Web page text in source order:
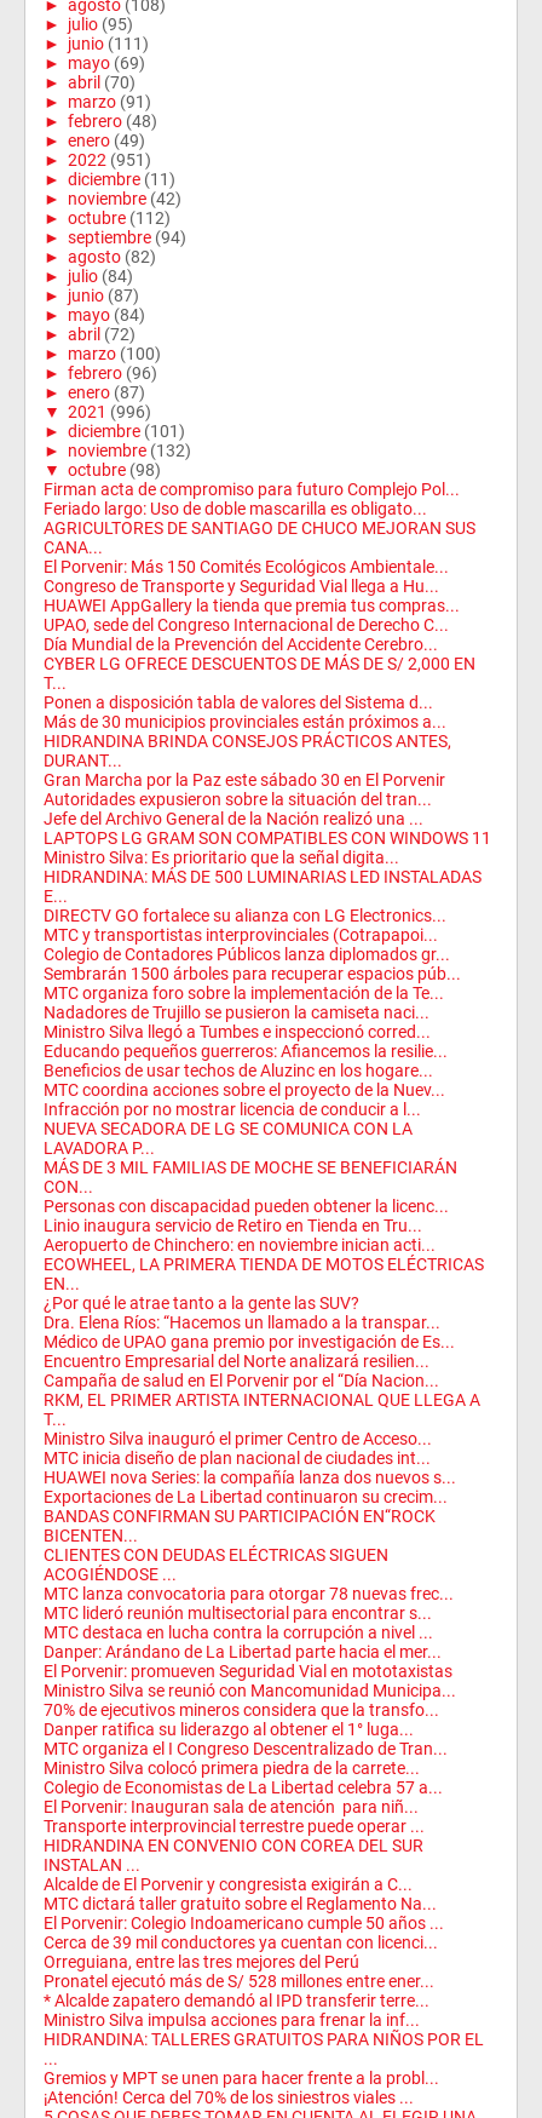
► agosto (108)
► julio (95)
► junio (111)
► mayo (69)
► abril (70)
► marzo (91)
► febrero (48)
► enero (49)
► 2022 (951)
► diciembre (11)
► noviembre (42)
► octubre (112)
► septiembre (94)
► agosto (82)
► julio (84)
► junio (87)
► mayo (84)
► abril (72)
► marzo (100)
► febrero (96)
► enero (87)
▼ 2021 (996)
► diciembre (101)
► noviembre (132)
▼ octubre (98)
Firman acta de compromiso para futuro Complejo Pol...
Feriado largo: Uso de doble mascarilla es obligato...
AGRICULTORES DE SANTIAGO DE CHUCO MEJORAN SUS
CANA...
El Porvenir: Más 150 Comités Ecológicos Ambientale...
Congreso de Transporte y Seguridad Vial llega a Hu...
HUAWEI AppGallery la tienda que premia tus compras...
UPAO, sede del Congreso Internacional de Derecho C...
Día Mundial de la Prevención del Accidente Cerebro...
CYBER LG OFRECE DESCUENTOS DE MÁS DE S/ 2,000 EN
T...
Ponen a disposición tabla de valores del Sistema d...
Más de 30 municipios provinciales están próximos a...
HIDRANDINA BRINDA CONSEJOS PRÁCTICOS ANTES,
DURANT...
Gran Marcha por la Paz este sábado 30 en El Porvenir
Autoridades expusieron sobre la situación del tran...
Jefe del Archivo General de la Nación realizó una ...
LAPTOPS LG GRAM SON COMPATIBLES CON WINDOWS 11
Ministro Silva: Es prioritario que la señal digita...
HIDRANDINA: MÁS DE 500 LUMINARIAS LED INSTALADAS
E...
DIRECTV GO fortalece su alianza con LG Electronics...
MTC y transportistas interprovinciales (Cotrapapoi...
Colegio de Contadores Públicos lanza diplomados gr...
Sembrarán 1500 árboles para recuperar espacios púb...
MTC organiza foro sobre la implementación de la Te...
Nadadores de Trujillo se pusieron la camiseta naci...
Ministro Silva llegó a Tumbes e inspeccionó corred...
Educando pequeños guerreros: Afiancemos la resilie...
Beneficios de usar techos de Aluzinc en los hogare...
MTC coordina acciones sobre el proyecto de la Nuev...
Infracción por no mostrar licencia de conducir a l...
NUEVA SECADORA DE LG SE COMUNICA CON LA
LAVADORA P...
MÁS DE 3 MIL FAMILIAS DE MOCHE SE BENEFICIARÁN
CON...
Personas con discapacidad pueden obtener la licenc...
Linio inaugura servicio de Retiro en Tienda en Tru...
Aeropuerto de Chinchero: en noviembre inician acti...
ECOWHEEL, LA PRIMERA TIENDA DE MOTOS ELÉCTRICAS
EN...
¿Por qué le atrae tanto a la gente las SUV?
Dra. Elena Ríos: “Hacemos un llamado a la transpar...
Médico de UPAO gana premio por investigación de Es...
Encuentro Empresarial del Norte analizará resilien...
Campaña de salud en El Porvenir por el “Día Nacion...
RKM, EL PRIMER ARTISTA INTERNACIONAL QUE LLEGA A
T...
Ministro Silva inauguró el primer Centro de Acceso...
MTC inicia diseño de plan nacional de ciudades int...
HUAWEI nova Series: la compañía lanza dos nuevos s...
Exportaciones de La Libertad continuaron su crecim...
BANDAS CONFIRMAN SU PARTICIPACIÓN EN“ROCK
BICENTEN...
CLIENTES CON DEUDAS ELÉCTRICAS SIGUEN
ACOGIÉNDOSE ...
MTC lanza convocatoria para otorgar 78 nuevas frec...
MTC lideró reunión multisectorial para encontrar s...
MTC destaca en lucha contra la corrupción a nivel ...
Danper: Arándano de La Libertad parte hacia el mer...
El Porvenir: promueven Seguridad Vial en mototaxistas
Ministro Silva se reunió con Mancomunidad Municipa...
70% de ejecutivos mineros considera que la transfo...
Danper ratifica su liderazgo al obtener el 1° luga...
MTC organiza el I Congreso Descentralizado de Tran...
Ministro Silva colocó primera piedra de la carrete...
Colegio de Economistas de La Libertad celebra 57 a...
El Porvenir: Inauguran sala de atención para niñ...
Transporte interprovincial terrestre puede operar ...
HIDRANDINA EN CONVENIO CON COREA DEL SUR
INSTALAN ...
Alcalde de El Porvenir y congresista exigirán a C...
MTC dictará taller gratuito sobre el Reglamento Na...
El Porvenir: Colegio Indoamericano cumple 50 años ...
Cerca de 39 mil conductores ya cuentan con licenci...
Orreguiana, entre las tres mejores del Perú
Pronatel ejecutó más de S/ 528 millones entre ener...
* Alcalde zapatero demandó al IPD transferir terre...
Ministro Silva impulsa acciones para frenar la inf...
HIDRANDINA: TALLERES GRATUITOS PARA NIÑOS POR EL
...
Gremios y MPT se unen para hacer frente a la probl...
¡Atención! Cerca del 70% de los siniestros viales ...